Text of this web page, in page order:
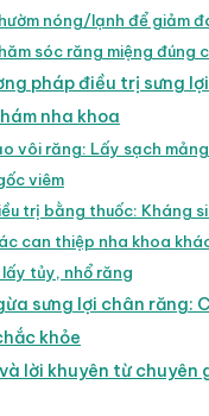
nóng/lạnh để giảm
sóc răng miệng đúng
pháp điều trị sưng
nha khoa
vôi răng: Lấy sạch
viêm
trị bằng thuốc: Kháng
can thiệp nha khoa
lấy tủy, nhổ răng
sưng lợi chân răng:
khỏe
lời khuyên từ chuyên